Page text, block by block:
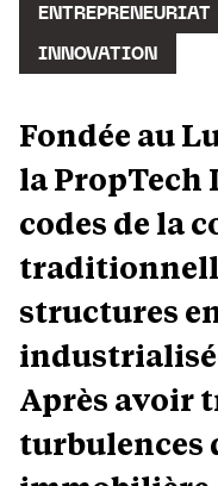
ENTREPRENEURIAT
INNOVATION
Fondée au
la PropTech
codes de la
structures
Après avoir
turbulences